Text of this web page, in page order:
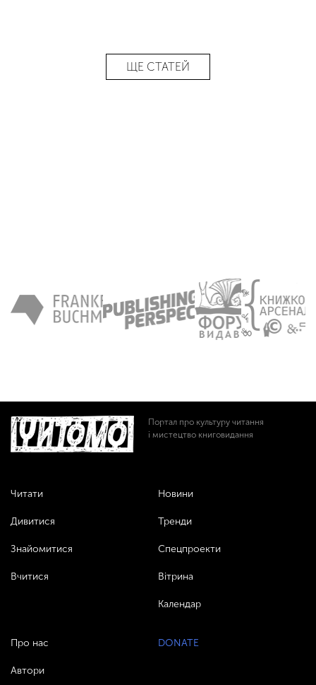
ЩЕ СТАТЕЙ
Портал про культуру читання
і мистецтво книговидання
Читати
Дивитися
Знайомитися
Вчитися
Новини
Тренди
Спецпроекти
Вітрина
Календар
Про нас
Автори
DONATE